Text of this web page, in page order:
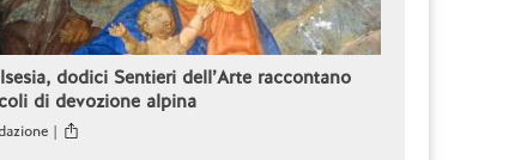
dodici Sentieri dell’Arte raccontano
di devozione alpina
|